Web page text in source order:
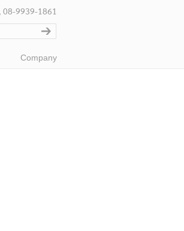
08-9939-1861
Company